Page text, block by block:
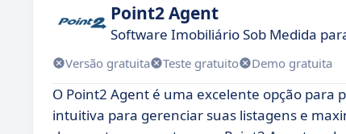
Point2 Agent
Software Imobiliário Sob Medida
Versão gratuita Teste gratuito Demo gratuita
O Point2 Agent é uma excelente opção
intuitiva para gerenciar suas listagens e